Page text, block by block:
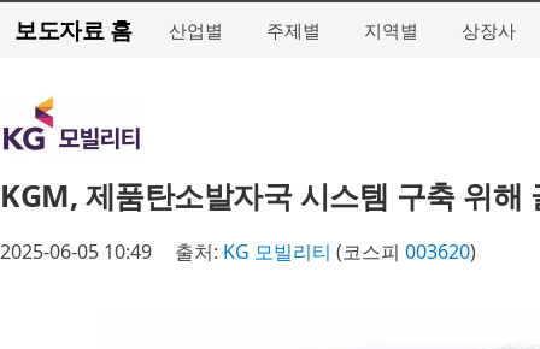
보도자료 홈 산업별 주제별 지역별 상장사
KGM, 제품탄소발자국 시스템 구축 위해
2025-06-05 10:49 출처: KG 모빌리티 (코스피 003620)